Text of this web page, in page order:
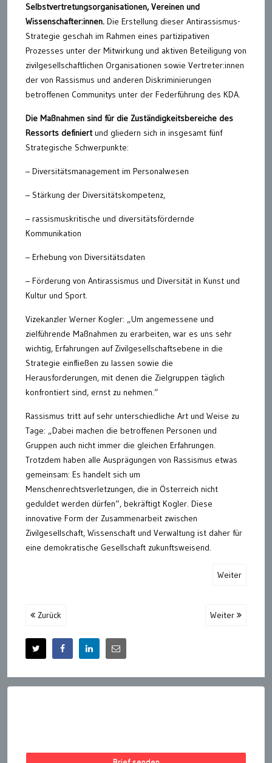
Selbstvertretungsorganisationen, Vereinen und
Wissenschafter:innen. Die Erstellung dieser Antirassismus-
Strategie geschah im Rahmen eines partizipativen
Prozesses unter der Mitwirkung und aktiven Beteiligung von
zivilgesellschaftlichen Organisationen sowie Vertreter:innen
der von Rassismus und anderen Diskriminierungen
betroffenen Communitys unter der Federführung des KDA.
Die Maßnahmen sind für die Zuständigkeitsbereiche des
Ressorts definiertund gliedern sich in insgesamt fünf
Strategische Schwerpunkte:
– Diversitätsmanagement im Personalwesen
– Stärkung der Diversitätskompetenz,
– rassismuskritische und diversitätsfördernde
Kommunikation
– Erhebung von Diversitätsdaten
– Förderung von Antirassismus und Diversität in Kunst und
Kultur und Sport.
Vizekanzler Werner Kogler: „Um angemessene und
zielführende Maßnahmen zu erarbeiten, war es uns sehr
wichtig, Erfahrungen auf Zivilgesellschaftsebene in die
Strategie einfließen zu lassen sowie die
Herausforderungen, mit denen die Zielgruppen täglich
konfrontiert sind, ernst zu nehmen.“
Rassismus tritt auf sehr unterschiedliche Art und Weise zu
Tage: „Dabei machen die betroffenen Personen und
Gruppen auch nicht immer die gleichen Erfahrungen.
Trotzdem haben alle Ausprägungen von Rassismus etwas
gemeinsam: Es handelt sich um
Menschenrechtsverletzungen, die in Österreich nicht
geduldet werden dürfen“, bekräftigt Kogler. Diese
innovative Form der Zusammenarbeit zwischen
Zivilgesellschaft, Wissenschaft und Verwaltung ist daher für
eine demokratische Gesellschaft zukunftsweisend.
Weiter
Zurück Weiter